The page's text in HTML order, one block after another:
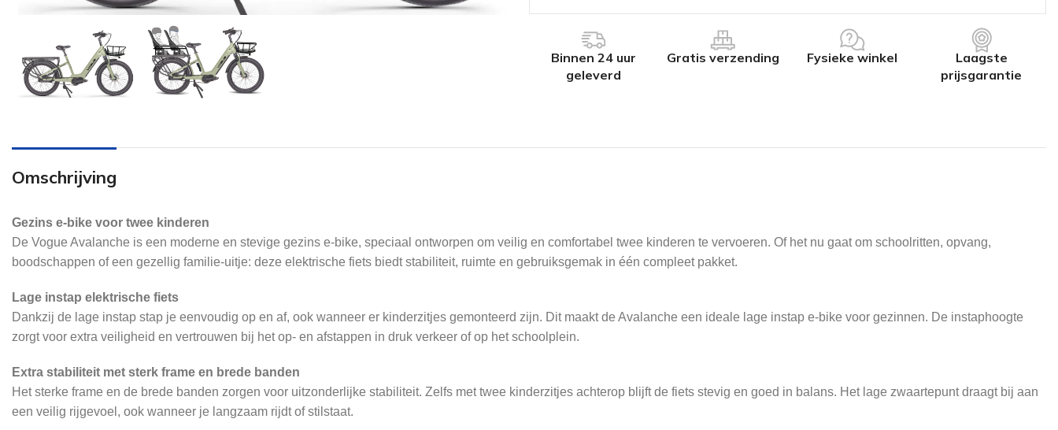
Binnen 24 uur
geleverd
Gratis verzending Fysieke winkel
Laagste
prijsgarantie
Omschrijving
Gezins e-bike voor twee kinderen
De Vogue Avalanche is een moderne en stevige gezins e-bike, speciaal ontworpen om veilig en comfortabel twee kinderen te vervoeren. Of het nu gaat om schoolritten, opvang,
boodschappen of een gezellig familie-uitje: deze elektrische fiets biedt stabiliteit, ruimte en gebruiksgemak in één compleet pakket.
Lage instap elektrische fiets
Dankzij de lage instap stap je eenvoudig op en af, ook wanneer er kinderzitjes gemonteerd zijn. Dit maakt de Avalanche een ideale lage instap e-bike voor gezinnen. De instaphoogte
zorgt voor extra veiligheid en vertrouwen bij het op- en afstappen in druk verkeer of op het schoolplein.
Extra stabiliteit met sterk frame en brede banden
Het sterke frame en de brede banden zorgen voor uitzonderlijke stabiliteit. Zelfs met twee kinderzitjes achterop blijft de fiets stevig en goed in balans. Het lage zwaartepunt draagt bij aan
een veilig rijgevoel, ook wanneer je langzaam rijdt of stilstaat.